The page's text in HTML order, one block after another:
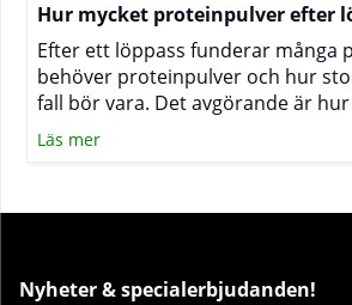
Hur mycket proteinpulver efter
Efter ett löppass funderar många
behöver proteinpulver och hur
fall bör vara. Det avgörande är
du får i dig under hela dagen, hur
Läs mer
Nyheter & specialerbjudanden!